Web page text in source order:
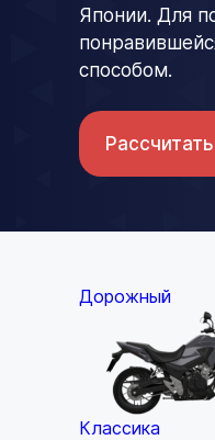
Японии. Для
способом.
Дорожный
Классика